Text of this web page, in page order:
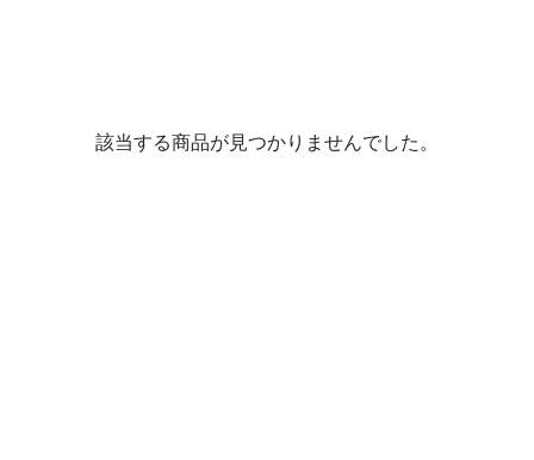
該当する商品が見つかりませんでした。